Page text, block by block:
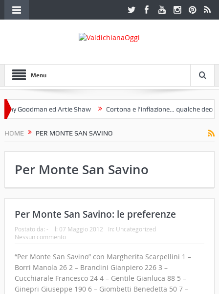
Menu
ed Artie Shaw Cortona e l’inflazione… qualche decennio
HOME PER MONTE SAN SAVINO
Per Monte San Savino
Per Monte San Savino: le preferenze
Postato da: - il: 07 Maggio 2012 In: Uncategorized
Nessun commento
“Per Monte San Savino” con Margherita Scarpellini 1 –
Borri Manola 26 2 – Brandini Gianpiero 226 3 –
Cucchiarale Francesco 24 4 – Gentile Gianluca 88 5 –
Ginepri Giuseppe 190 6 – Giombetti Benedetta 50 7 –